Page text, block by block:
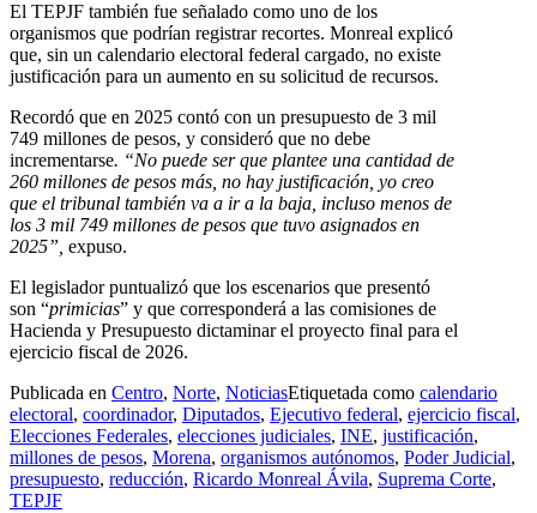
El TEPJF también fue señalado como uno de los
organismos que podrían registrar recortes. Monreal explicó
que, sin un calendario electoral federal cargado, no existe
justificación para un aumento en su solicitud de recursos.
Recordó que en 2025 contó con un presupuesto de 3 mil
749 millones de pesos, y consideró que no debe
incrementarse. “No puede ser que plantee una cantidad de
260 millones de pesos más, no hay justificación, yo creo
que el tribunal también va a ir a la baja, incluso menos de
los 3 mil 749 millones de pesos que tuvo asignados en
2025”, expuso.
El legislador puntualizó que los escenarios que presentó
son “primicias” y que corresponderá a las comisiones de
Hacienda y Presupuesto dictaminar el proyecto final para el
ejercicio fiscal de 2026.
Publicada en Centro, Norte, NoticiasEtiquetada como calendario
electoral, coordinador, Diputados, Ejecutivo federal, ejercicio fiscal,
Elecciones Federales, elecciones judiciales, INE, justificación,
millones de pesos, Morena, organismos autónomos, Poder Judicial,
presupuesto, reducción, Ricardo Monreal Ávila, Suprema Corte,
TEPJF